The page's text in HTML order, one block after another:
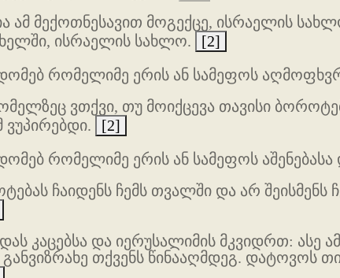
ამ მექოთნესავით მოგექცე, ისრაელის
ხელში, ისრაელის სახლო.
[2]
რომელიმე ერის ან სამეფოს
ვთქვი, თუ მოიქცევა თავისი
[2]
რომელიმე ერის ან სამეფოს აშენებასა
ჩაიდენს ჩემს თვალში და არ შეისმენს
კაცებსა და იერუსალიმის მკვიდრთ: ასე
თქვენს წინააღმდეგ. დატოვოს